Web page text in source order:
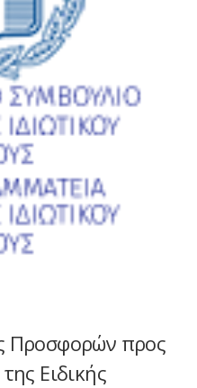
Προσφορών προς
Ειδικής